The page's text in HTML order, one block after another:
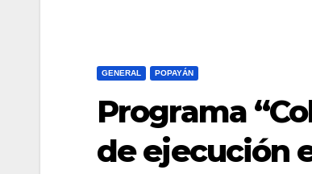
GENERAL POPAYÁN
Programa
de ejecución